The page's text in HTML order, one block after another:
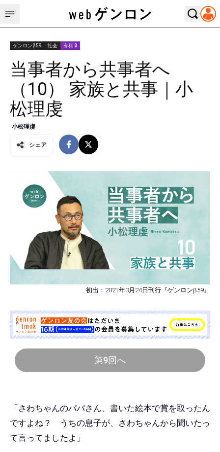
ゲンロンβ59 社会 有料 🔒
当事者から共事者へ
（10） 家族と共事｜小
松理虔
小松理虔
シェア
初出：2021年3月24日刊行『ゲンロンβ59』
第9回へ
「さわちゃんのパパさん、書いた絵本で賞を取ったん
ですよね？ うちの息子が、さわちゃんから聞いたっ
て言ってましたよ」